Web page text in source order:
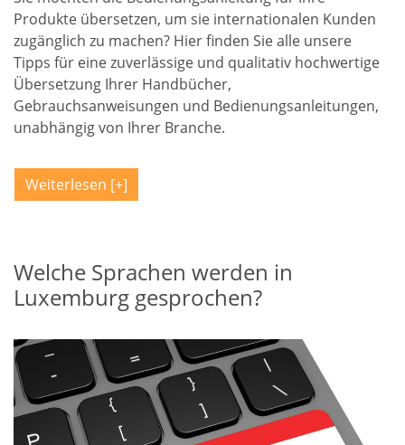
Produkte übersetzen, um sie internationalen Kunden
zugänglich zu machen? Hier finden Sie alle unsere
Tipps für eine zuverlässige und qualitativ hochwertige
Übersetzung Ihrer Handbücher,
Gebrauchsanweisungen und Bedienungsanleitungen,
unabhängig von Ihrer Branche.
Weiterlesen
Welche Sprachen werden in
Luxemburg gesprochen?